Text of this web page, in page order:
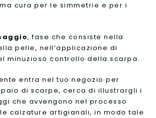
cura per le simmetrie e per i
, fase che consiste nella
pelle, nell’applicazione di
minuzioso controllo della scarpa.
entra nel tuo negozio per
di scarpe, cerca di illustrargli i
che avvengono nel processo
calzature artigianali, in modo tale